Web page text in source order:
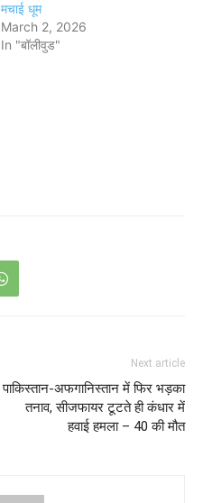
मचाई धूम
March 2, 2026
In "बॉलीवुड"
Next article
पाकिस्तान-अफगानिस्तान में फिर भड़का
तनाव, सीजफायर टूटते ही कंधार में
हवाई हमला – 40 की मौत